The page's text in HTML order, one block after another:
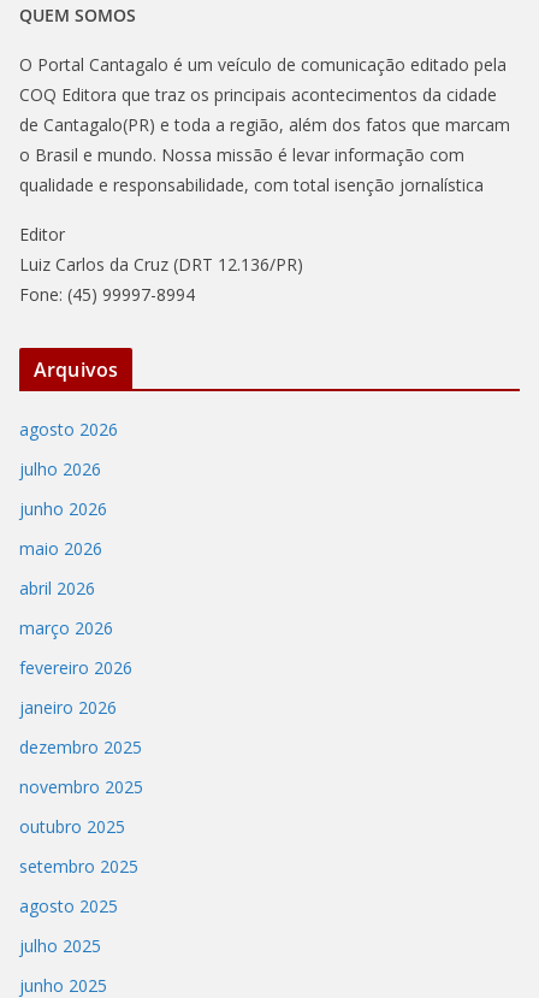
QUEM SOMOS
O Portal Cantagalo é um veículo de comunicação editado pela
COQ Editora que traz os principais acontecimentos da cidade
de Cantagalo(PR) e toda a região, além dos fatos que marcam
o Brasil e mundo. Nossa missão é levar informação com
qualidade e responsabilidade, com total isenção jornalística
Editor
Luiz Carlos da Cruz (DRT 12.136/PR)
Fone: (45) 99997-8994
Arquivos
agosto 2026
julho 2026
junho 2026
maio 2026
abril 2026
março 2026
fevereiro 2026
janeiro 2026
dezembro 2025
novembro 2025
outubro 2025
setembro 2025
agosto 2025
julho 2025
junho 2025